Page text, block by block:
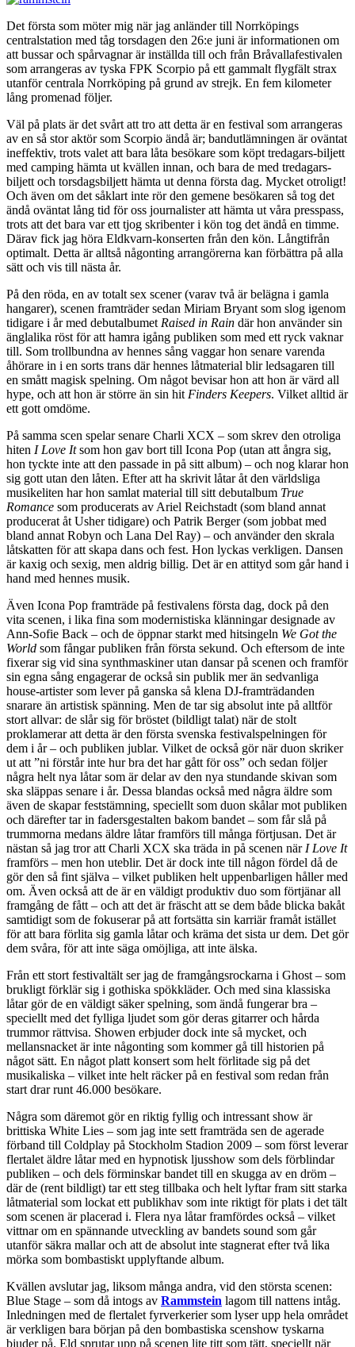
Det första som möter mig när jag anländer till Norrköpings
centralstation med tåg torsdagen den 26:e juni är informationen om
att bussar och spårvagnar är inställda till och från Bråvallafestivalen
som arrangeras av tyska FPK Scorpio på ett gammalt flygfält strax
utanför centrala Norrköping på grund av strejk. En fem kilometer
lång promenad följer.
Väl på plats är det svårt att tro att detta är en festival som arrangeras
av en så stor aktör som Scorpio ändå är; bandutlämningen är oväntat
ineffektiv, trots valet att bara låta besökare som köpt tredagars-biljett
med camping hämta ut kvällen innan, och bara de med tredagars-
biljett och torsdagsbiljett hämta ut denna första dag. Mycket otroligt!
Och även om det såklart inte rör den gemene besökaren så tog det
ändå oväntat lång tid för oss journalister att hämta ut våra presspass,
trots att det bara var ett tjog skribenter i kön tog det ändå en timme.
Därav fick jag höra Eldkvarn-konserten från den kön. Långtifrån
optimalt. Detta är alltså någonting arrangörerna kan förbättra på alla
sätt och vis till nästa år.
På den röda, en av totalt sex scener (varav två är belägna i gamla
hangarer), scenen framträder sedan Miriam Bryant som slog igenom
tidigare i år med debutalbumet Raised in Rain där hon använder sin
änglalika röst för att hamra igång publiken som med ett ryck vaknar
till. Som trollbundna av hennes sång vaggar hon senare varenda
åhörare in i en sorts trans där hennes låtmaterial blir ledsagaren till
en smått magisk spelning. Om något bevisar hon att hon är värd all
hype, och att hon är större än sin hit Finders Keepers. Vilket alltid är
ett gott omdöme.
På samma scen spelar senare Charli XCX – som skrev den otroliga
hiten I Love Itsom hon gav bort till Icona Pop (utan att ångra sig,
hon tyckte inte att den passade in på sitt album) – och nog klarar hon
sig gott utan den låten. Efter att ha skrivit låtar åt den världsliga
musikeliten har hon samlat material till sitt debutalbum True
Romance som producerats av Ariel Reichstadt (som bland annat
producerat åt Usher tidigare) och Patrik Berger (som jobbat med
bland annat Robyn och Lana Del Ray) – och använder den skrala
låtskatten för att skapa dans och fest. Hon lyckas verkligen. Dansen
är kaxig och sexig, men aldrig billig. Det är en attityd som går hand i
hand med hennes musik.
Även Icona Pop framträde på festivalens första dag, dock på den
vita scenen, i lika fina som modernistiska klänningar designade av
Ann-Sofie Back – och de öppnar starkt med hitsingeln We Got the
World som fångar publiken från första sekund. Och eftersom de inte
fixerar sig vid sina synthmaskiner utan dansar på scenen och framför
sin egna sång engagerar de också sin publik mer än sedvanliga
house-artister som lever på ganska så klena DJ-framträdanden
snarare än artistisk spänning. Men de tar sig absolut inte på alltför
stort allvar: de slår sig för bröstet (bildligt talat) när de stolt
proklamerar att detta är den första svenska festivalspelningen för
dem i år – och publiken jublar. Vilket de också gör när duon skriker
ut att ”ni förstår inte hur bra det har gått för oss” och sedan följer
några helt nya låtar som är delar av den nya stundande skivan som
ska släppas senare i år. Dessa blandas också med några äldre som
även de skapar feststämning, speciellt som duon skålar mot publiken
och därefter tar in fadersgestalten bakom bandet – som får slå på
trummorna medans äldre låtar framförs till många förtjusan. Det är
nästan så jag tror att Charli XCX ska träda in på scenen när I Love It
framförs – men hon uteblir. Det är dock inte till någon fördel då de
gör den så fint själva – vilket publiken helt uppenbarligen håller med
om. Även också att de är en väldigt produktiv duo som förtjänar all
framgång de fått – och att det är fräscht att se dem både blicka bakåt
samtidigt som de fokuserar på att fortsätta sin karriär framåt istället
för att bara förlita sig gamla låtar och kräma det sista ur dem. Det gör
dem svåra, för att inte säga omöjliga, att inte älska.
Från ett stort festivaltält ser jag de framgångsrockarna i Ghost – som
brukligt förklär sig i gothiska spökkläder. Och med sina klassiska
låtar gör de en väldigt säker spelning, som ändå fungerar bra –
speciellt med det fylliga ljudet som gör deras gitarrer och hårda
trummor rättvisa. Showen erbjuder dock inte så mycket, och
mellansnacket är inte någonting som kommer gå till historien på
något sätt. En något platt konsert som helt förlitade sig på det
musikaliska – vilket inte helt räcker på en festival som redan från
start drar runt 46.000 besökare.
Några som däremot gör en riktig fyllig och intressant show är
brittiska White Lies – som jag inte sett framträda sen de agerade
förband till Coldplay på Stockholm Stadion 2009 – som först leverar
flertalet äldre låtar med en hypnotisk ljusshow som dels förblindar
publiken – och dels förminskar bandet till en skugga av en dröm –
där de (rent bildligt) tar ett steg tillbaka och helt lyftar fram sitt starka
låtmaterial som lockat ett publikhav som inte riktigt för plats i det tält
som scenen är placerad i. Flera nya låtar framfördes också – vilket
vittnar om en spännande utveckling av bandets sound som går
utanför säkra mallar och att de absolut inte stagnerat efter två lika
mörka som bombastiskt upplyftande album.
Kvällen avslutar jag, liksom många andra, vid den största scenen:
Blue Stage – som då intogs av Rammstein lagom till nattens intåg.
Inledningen med de flertalet fyrverkerier som lyser upp hela området
är verkligen bara början på den bombastiska scenshow tyskarna
bjuder på. Eld sprutar upp på scenen lite titt som tätt, speciellt när